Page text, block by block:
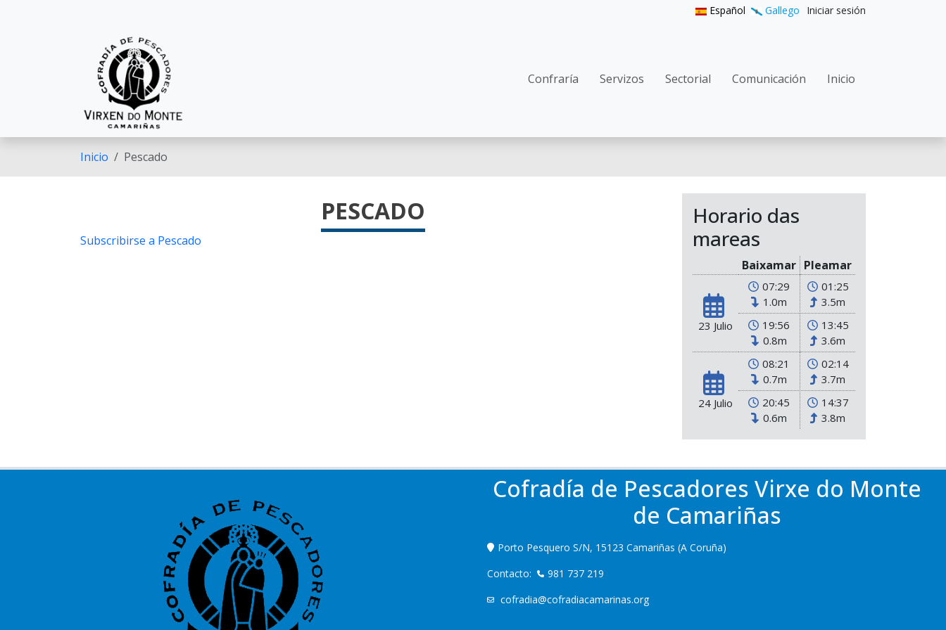
Español Gallego User
Iniciar sesión
Navegación principal
Confraría Servizos Sectorial Comunicación Inicio
Inicio Pescado
PESCADO
Subscribirse a Pescado
Horario das
mareas
Baixamar Pleamar
23 Julio
07:29
1.0m
01:25
3.5m
19:56
0.8m
13:45
3.6m
24 Julio
08:21
0.7m
02:14
3.7m
20:45
0.6m
14:37
3.8m
Cofradía de Pescadores Virxe do Monte
de Camariñas
Porto Pesquero S/N, 15123 Camariñas (A Coruña)
Contacto:
981 737 219
cofradia@cofradiacamarinas.org